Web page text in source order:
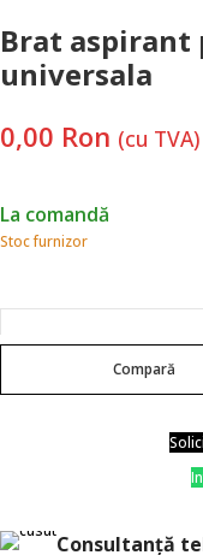
Brat aspirant
universala
0,00 Ron (cu TVA)
La comandă
Stoc furnizor
Compară
Consultanţă